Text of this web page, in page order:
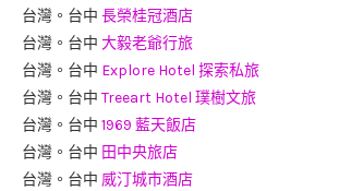
台灣。台中 長榮桂冠酒店
台灣。台中 大毅老爺行旅
台灣。台中 Explore Hotel 探索私旅
台灣。台中 Treeart Hotel 璞樹文旅
台灣。台中 1969 藍天飯店
台灣。台中 田中央旅店
台灣。台中 威汀城市酒店